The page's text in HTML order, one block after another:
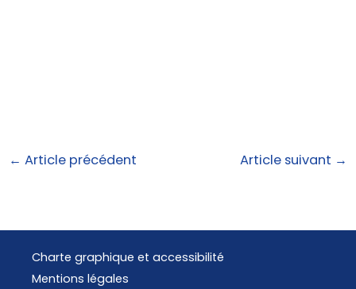
← Article précédent Article suivant →
Charte graphique et accessibilité
Mentions légales